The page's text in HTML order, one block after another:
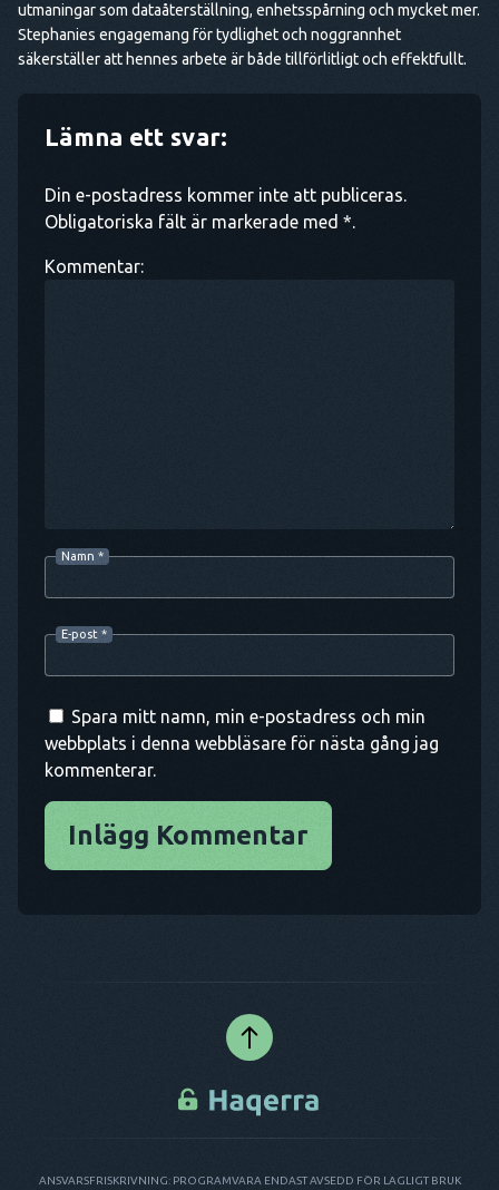
utmaningar som dataåterställning, enhetsspårning och mycket mer.
Stephanies engagemang för tydlighet och noggrannhet
säkerställer att hennes arbete är både tillförlitligt och effektfullt.
Lämna ett svar:
Din e-postadress kommer inte att publiceras.
Obligatoriska fält är markerade med *.
Kommentar:
Namn *
E-post *
Spara mitt namn, min e-postadress och min
webbplats i denna webbläsare för nästa gång jag
kommenterar.
Inlägg Kommentar
ANSVARSFRISKRIVNING: PROGRAMVARA ENDAST AVSEDD FÖR LAGLIGT BRUK